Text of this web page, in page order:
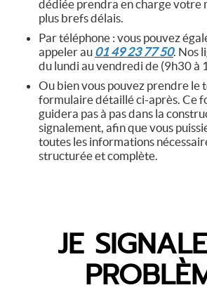
dédiée prendra en charge votre
plus brefs délais.
Par téléphone : vous pouvez
appeler au 01 49 23 77 50. Nos
du lundi au vendredi de (9h30 à
Ou bien vous pouvez prendre le
formulaire détaillé ci-après. Ce
guidera pas à pas dans la
signalement, afin que vous
toutes les informations
structurée et complète.
JE